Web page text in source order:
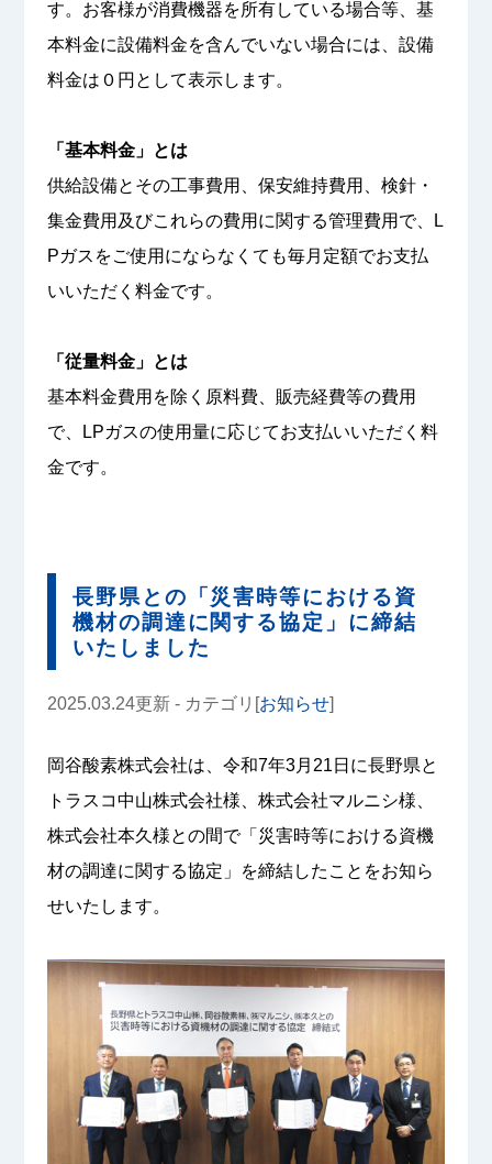
す。お客様が消費機器を所有している場合等、基
本料金に設備料金を含んでいない場合には、設備
料金は０円として表示します。
「基本料金」とは
供給設備とその工事費用、保安維持費用、検針・
集金費用及びこれらの費用に関する管理費用で、L
Pガスをご使用にならなくても毎月定額でお支払
いいただく料金です。
「従量料金」とは
基本料金費用を除く原料費、販売経費等の費用
で、LPガスの使用量に応じてお支払いいただく料
金です。
長野県との「災害時等における資
機材の調達に関する協定」に締結
いたしました
2025.03.24更新 - カテゴリ[お知らせ]
岡谷酸素株式会社は、令和7年3月21日に長野県と
トラスコ中山株式会社様、株式会社マルニシ様、
株式会社本久様との間で「災害時等における資機
材の調達に関する協定」を締結したことをお知ら
せいたします。